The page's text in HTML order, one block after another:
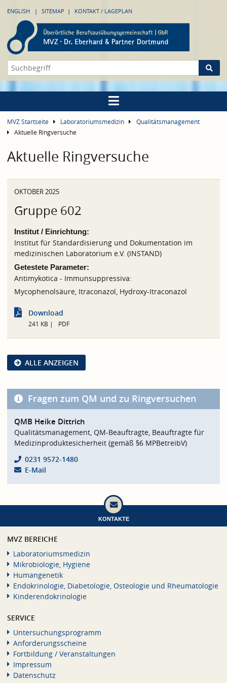
ENGLISH SITEMAP KONTAKT / LAGEPLAN
MVZ Startseite Laboratoriumsmedizin
Qualitätsmanagement
Aktuelle Ringversuche
Aktuelle Ringversuche
OKTOBER 2025
Gruppe 602
Institut / Einrichtung:
Institut für Standardisierung und Dokumentation im
medizinischen Laboratorium e.V. (INSTAND)
Getestete Parameter:
Antimykotica - Immunsuppressiva:
Mycophenolsäure, Itraconazol, Hydroxy-Itraconazol
Download
241 KB PDF
ALLE ANZEIGEN
Fragen zum QM und zu Ringversuchen
QMB Heike Dittrich
Qualitätsmanagement, QM-Beauftragte, Beauftragte für
Medizinproduktesicherheit (gemäß §6 MPBetreibV)
0231 9572-1480
E-Mail
KONTAKTE
MVZ BEREICHE
Laboratoriumsmedizin
Mikrobiologie, Hygiene
Humangenetik
Endokrinologie, Diabetologie, Osteologie und Rheumatologie
Kinderendokrinologie
SERVICE
Untersuchungsprogramm
Anforderungsscheine
Fortbildung / Veranstaltungen
Impressum
Datenschutz